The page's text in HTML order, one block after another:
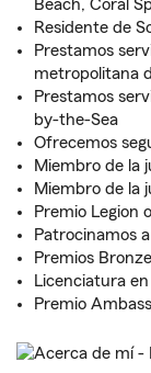
Beach, Coral
Residente de
Prestamos
metropolitana
Prestamos
by-the-Sea
Ofrecemos
Miembro de la
Miembro de la
Premio Legion
Patrocinamos
Premios
Licenciatura
Premio